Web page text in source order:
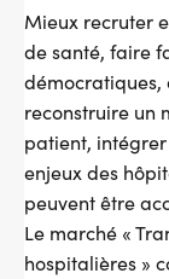
Mieux recruter
de santé, faire
démocratiques,
reconstruire un
patient,
enjeux des
peuvent être
Le marché «
hospitalières »